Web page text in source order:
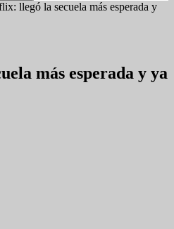
llegó la secuela más esperada y
más esperada y ya